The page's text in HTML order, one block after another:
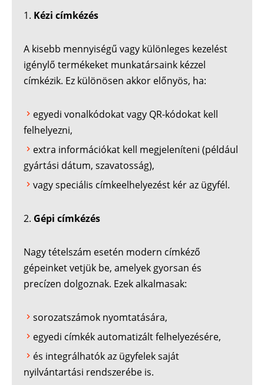
Kézi címkézés
A kisebb mennyiségű vagy különleges kezelést
igénylő termékeket munkatársaink kézzel
címkézik. Ez különösen akkor előnyös, ha:
egyedi vonalkódokat vagy QR-kódokat kell
felhelyezni,
extra információkat kell megjeleníteni (például
gyártási dátum, szavatosság),
vagy speciális címkeelhelyezést kér az ügyfél.
Gépi címkézés
Nagy tételszám esetén modern címkéző
gépeinket vetjük be, amelyek gyorsan és
precízen dolgoznak. Ezek alkalmasak:
sorozatszámok nyomtatására,
egyedi címkék automatizált felhelyezésére,
és integrálhatók az ügyfelek saját
nyilvántartási rendszerébe is.